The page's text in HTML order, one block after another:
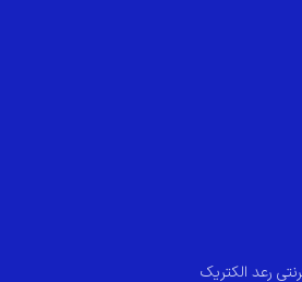
رعد الکتریک